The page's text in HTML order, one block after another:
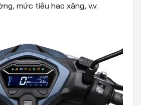
mức tiêu hao xăng, v.v.